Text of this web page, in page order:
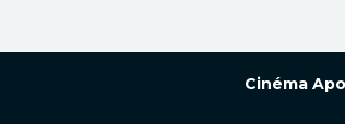
Cinéma